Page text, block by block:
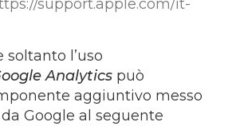
support.apple.com/it-
l’uso
Analytics può
aggiuntivo messo
Google al seguente